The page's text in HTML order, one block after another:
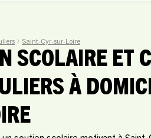
Saint-Cyr-sur-Loire
SCOLAIRE ET
À